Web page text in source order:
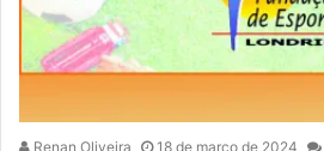
Renan Oliveira 18 de março de 2024